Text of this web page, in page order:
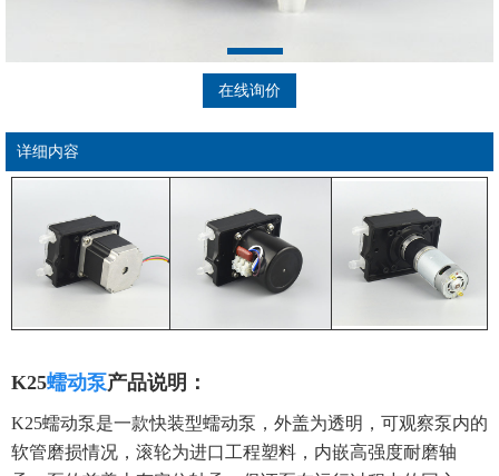
在线询价
详细内容
K25蠕动泵产品说明：
K25蠕动泵是一款快装型蠕动泵，外盖为透明，可观察泵内的
软管磨损情况，滚轮为进口工程塑料，内嵌高强度耐磨轴